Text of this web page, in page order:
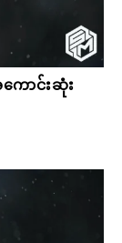
ာင်းဆုံး